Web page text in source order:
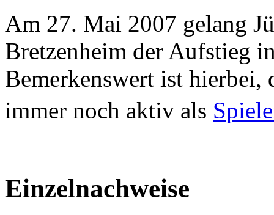
Am 27. Mai 2007 gelang
Bretzenheim der Aufstieg
Bemerkenswert ist hierbei,
immer noch aktiv als
Einzelnachweise